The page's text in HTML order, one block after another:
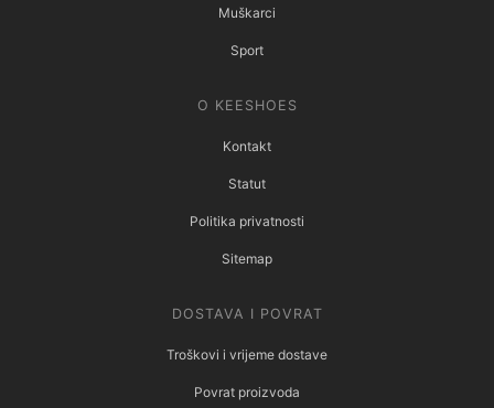
Muškarci
Sport
O KEESHOES
Kontakt
Statut
Politika privatnosti
Sitemap
DOSTAVA I POVRAT
Troškovi i vrijeme dostave
Povrat proizvoda